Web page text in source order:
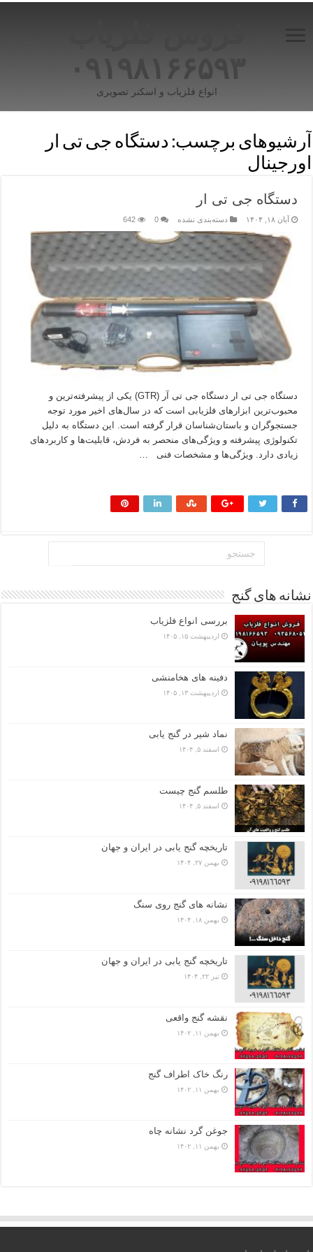
۰۹۱۹۸۱۶۶۵۹۳
انواع فلزیاب و اسکنر تصویری
آرشیوهای برچسب: دستگاه جی تی ار
اورجینال
دستگاه جی تی ار
آبان ۱۸, ۱۴۰۴ دسته‌بندی نشده 0
642
دستگاه جی تی ار دستگاه جی تی آر (GTR) یکی از پیشرفته‌ترین و
محبوب‌ترین ابزارهای فلزیابی است که در سال‌های اخیر مورد توجه
جستجوگران و باستان‌شناسان قرار گرفته است. این دستگاه به دلیل
تکنولوژی پیشرفته و ویژگی‌های منحصر به فردش، قابلیت‌ها و کاربردهای
زیادی دارد. ویژگی‌ها و مشخصات فنی …
نشانه های گنج
بررسی انواع فلزیاب
اردیبهشت ۱۵, ۱۴۰۵
دفینه های هخامنشی
اردیبهشت ۱۳, ۱۴۰۵
نماد شیر در گنج یابی
اسفند ۵, ۱۴۰۴
طلسم گنج چیست
اسفند ۵, ۱۴۰۴
تاریخچه گنج‌ یابی در ایران و جهان
بهمن ۲۷, ۱۴۰۴
نشانه های گنج روی سنگ
بهمن ۱۸, ۱۴۰۴
تاریخچه گنج‌ یابی در ایران و جهان
تیر ۲۲, ۱۴۰۴
نقشه گنج واقعی
بهمن ۱۱, ۱۴۰۲
رنگ خاک اطراف گنج
بهمن ۱۱, ۱۴۰۲
جوغن گرد نشانه چاه
بهمن ۱۱, ۱۴۰۲